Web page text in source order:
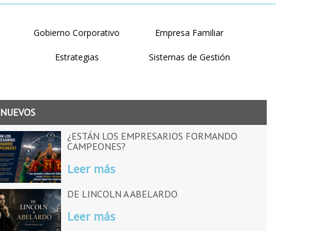
Gobierno Corporativo Empresa Familiar
Estrategias Sistemas de Gestión
NUEVOS
¿ESTÁN LOS EMPRESARIOS FORMANDO
CAMPEONES?
Leer más
DE LINCOLN A ABELARDO
Leer más